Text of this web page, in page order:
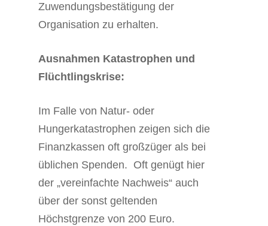
Zuwendungsbestätigung der
Organisation zu erhalten.
Ausnahmen Katastrophen und
Flüchtlingskrise:
Im Falle von Natur- oder
Hungerkatastrophen zeigen sich die
Finanzkassen oft großzüger als bei
üblichen Spenden. Oft genügt hier
der „vereinfachte Nachweis“ auch
über der sonst geltenden
Höchstgrenze von 200 Euro.